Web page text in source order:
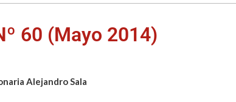
60 (Mayo 2014)
Alejandro Sala